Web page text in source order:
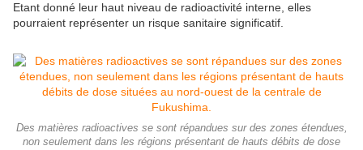
Etant donné leur haut niveau de radioactivité interne, elles
pourraient représenter un risque sanitaire significatif.
Des matières radioactives se sont répandues sur des zones étendues,
non seulement dans les régions présentant de hauts débits de dose